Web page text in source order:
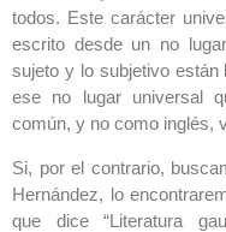
todos. Este carácter
escrito desde un no
sujeto y lo subjetivo están
ese no lugar universal
común, y no como inglés,
Si, por el contrario,
Hernández, lo
que dice “Literatura